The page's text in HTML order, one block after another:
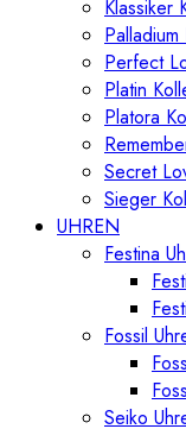
Klassiker
Perfect
Platin
Platora
Secret
Sieger
UHREN
Festina
Fossil
Seiko